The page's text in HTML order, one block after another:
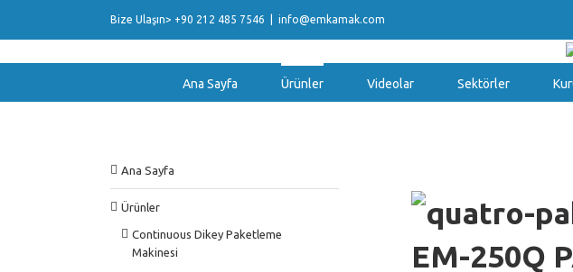
Bize Ulaşın> +90 212 485 7546 info@emkamak.com
Ana Sayfa Ürünler Videolar Sektörler
EM-250Q
Ana Sayfa
Ürünler
Continuous Dikey Paketleme
Makinesi